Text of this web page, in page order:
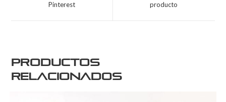
Pinterest
producto
Productos
relacionados